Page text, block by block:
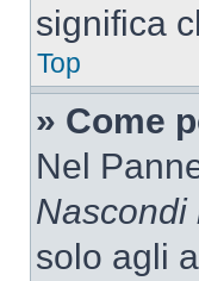
significa
Top
» Come
Nel
Nascondi
solo agli